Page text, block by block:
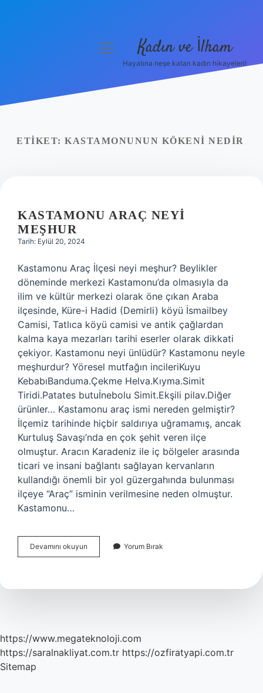
Yasal Uyarı
menüyü
Kadın ve İlham
Hayatına neşe katan kadın hikayeleri!
ETIKET: KASTAMONUNUN KÖKENI NEDIR
KASTAMONU ARAÇ NEYI
MEŞHUR
Tarih: Eylül 20, 2024
Kastamonu Araç İlçesi neyi meşhur? Beylikler
döneminde merkezi Kastamonu’da olmasıyla da
ilim ve kültür merkezi olarak öne çıkan Araba
ilçesinde, Küre-i Hadid (Demirli) köyü İsmailbey
Camisi, Tatlıca köyü camisi ve antik çağlardan
kalma kaya mezarları tarihi eserler olarak dikkati
çekiyor. Kastamonu neyi ünlüdür? Kastamonu neyle
meşhurdur? Yöresel mutfağın incileriKuyu
KebabıBanduma.Çekme Helva.Kıyma.Simit
Tiridi.Patates butuİnebolu Simit.Ekşili pilav.Diğer
ürünler… Kastamonu araç ismi nereden gelmiştir?
İlçemiz tarihinde hiçbir saldırıya uğramamış, ancak
Kurtuluş Savaşı’nda en çok şehit veren ilçe
olmuştur. Aracın Karadeniz ile iç bölgeler arasında
ticari ve insani bağlantı sağlayan kervanların
kullandığı önemli bir yol güzergahında bulunması
ilçeye “Araç” isminin verilmesine neden olmuştur.
Kastamonu…
Devamını okuyun Kastamonu
Araç
Yorum Bırak
https://www.megateknoloji.com
https://saralnakliyat.com.tr https://ozfiratyapi.com.tr
Sitemap